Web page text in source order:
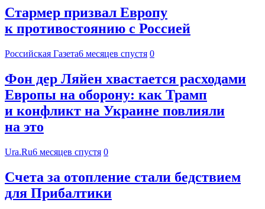
Стармер призвал Европу
к противостоянию с Россией
Российская Газета6 месяцев спустя 0
Фон дер Ляйен хвастается расходами
Европы на оборону: как Трамп
и конфликт на Украине повлияли
на это
Ura.Ru6 месяцев спустя 0
Счета за отопление стали бедствием
для Прибалтики